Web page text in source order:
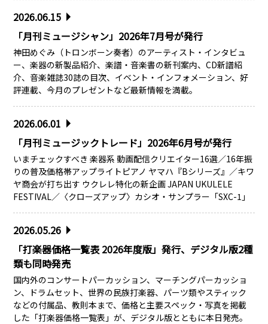
2026.06.15
「月刊ミュージシャン」2026年7月号が発行
神田めぐみ（トロンボーン奏者）のアーティスト・インタビュ
ー、楽器の新製品紹介、楽譜・音楽書の新刊案内、CD新譜紹
介、音楽雑誌30誌の目次、イベント・インフォメーション、好
評連載、今月のプレゼントなど最新情報を満載。
2026.06.01
「月刊ミュージックトレード」2026年6月号が発行
いまチェックすべき 楽器系 動画配信クリエイター16選／16年振
りの普及価格帯アップライトピアノ ヤマハ『Bシリーズ』／キワ
ヤ商会が打ち出す ウクレレ特化の新企画 JAPAN UKULELE
FESTIVAL／〈クローズアップ〉カシオ・サンプラー「SXC-1」
2026.05.26
「打楽器価格一覧表 2026年度版」発行、デジタル版2種
類も同時発売
国内外のコンサートパーカッション、マーチングパーカッショ
ン、ドラムセット、世界の民族打楽器、パーツ類やスティック
などの付属品、教則本まで、価格と主要スペック・写真を掲載
した「打楽器価格一覧表」が、デジタル版とともに本日発売。